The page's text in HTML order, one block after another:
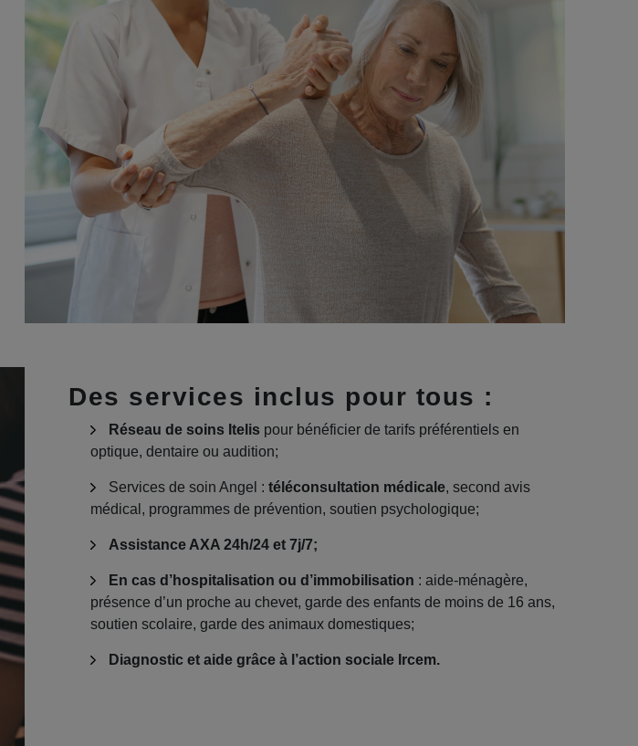
Des services inclus pour tous :
Réseau de soins Itelis pour bénéficier de tarifs préférentiels en
optique, dentaire ou audition;
Services de soin Angel : téléconsultation médicale, second avis
médical, programmes de prévention, soutien psychologique;
Assistance AXA 24h/24 et 7j/7;
En cas d’hospitalisation ou d’immobilisation : aide-ménagère,
présence d’un proche au chevet, garde des enfants de moins de 16 ans,
soutien scolaire, garde des animaux domestiques;
Diagnostic et aide grâce à l’action sociale Ircem.